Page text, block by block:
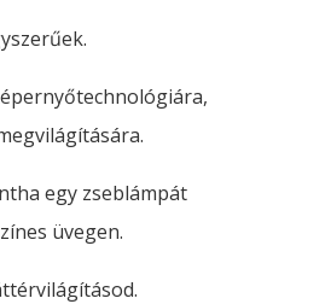
egy zseblámpát
üvegen.